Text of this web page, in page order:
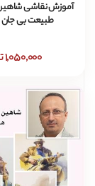
آموزش نقاشی
طبیعت بی
1,050,000 تومان